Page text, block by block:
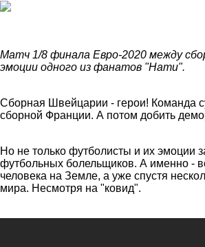
Матч 1/8 финала Евро-2020 между
эмоции одного из фанатов "Нати".
Сборная Швейцарии - герои! Команда
сборной Франции. А потом добить
Но не только футболисты и их эмоции
футбольных болельщиков. А именно -
человека на Земле, а уже спустя
мира. Несмотря на "ковид".